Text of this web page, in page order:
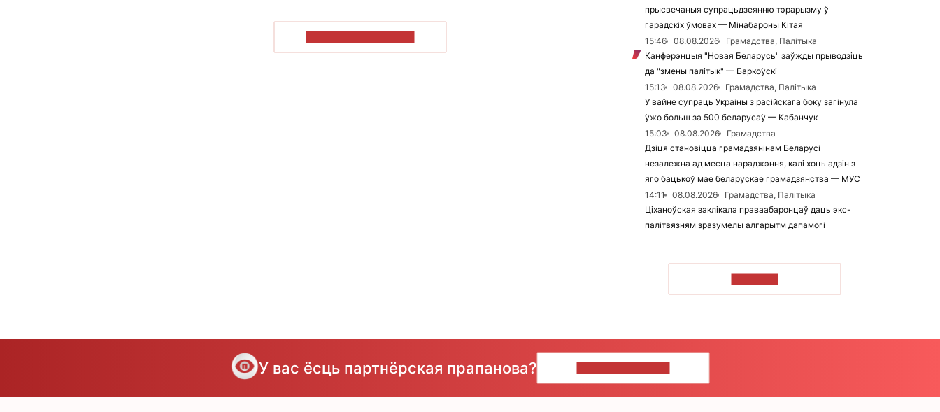
прысвечаныя супрацьдзеянню тэрарызму ў
гарадскіх ўмовах — Мінабароны Кітая
15:46
08.08.2026
Грамадства, Палітыка
Канферэнцыя "Новая Беларусь" заўжды прыводзіць
да "змены палітык" — Баркоўскі
15:13
08.08.2026
Грамадства, Палітыка
У вайне супраць Украіны з расійскага боку загінула
ўжо больш за 500 беларусаў — Кабанчук
15:03
08.08.2026
Грамадства
Дзіця становіцца грамадзянінам Беларусі
незалежна ад месца нараджэння, калі хоць адзін з
яго бацькоў мае беларускае грамадзянства — МУС
14:11
08.08.2026
Грамадства, Палітыка
Ціханоўская заклікала праваабаронцаў даць экс-
палітвязням зразумелы алгарытм дапамогі
У вас ёсць партнёрская прапанова?